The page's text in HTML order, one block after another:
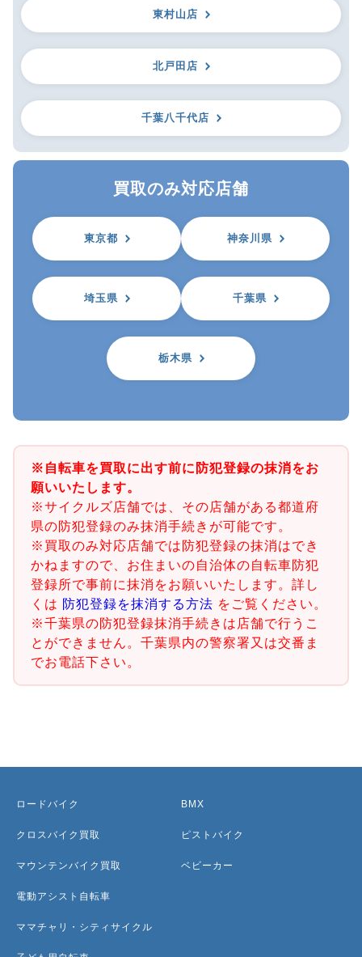
東村山店
北戸田店
千葉八千代店
買取のみ対応店舗
東京都 神奈川県
埼玉県 千葉県
栃木県
※自転車を買取に出す前に防犯登録の抹消をお
願いいたします。
※サイクルズ店舗では、その店舗がある都道府
県の防犯登録のみ抹消手続きが可能です。
※買取のみ対応店舗では防犯登録の抹消はでき
かねますので、お住まいの自治体の自転車防犯
登録所で事前に抹消をお願いいたします。詳し
くは 防犯登録を抹消する方法 をご覧ください。
※千葉県の防犯登録抹消手続きは店舗で行うこ
とができません。千葉県内の警察署又は交番ま
でお電話下さい。
ロードバイク
クロスバイク買取
マウンテンバイク買取
電動アシスト自転車
ママチャリ・シティサイクル
BMX
ピストバイク
ベビーカー